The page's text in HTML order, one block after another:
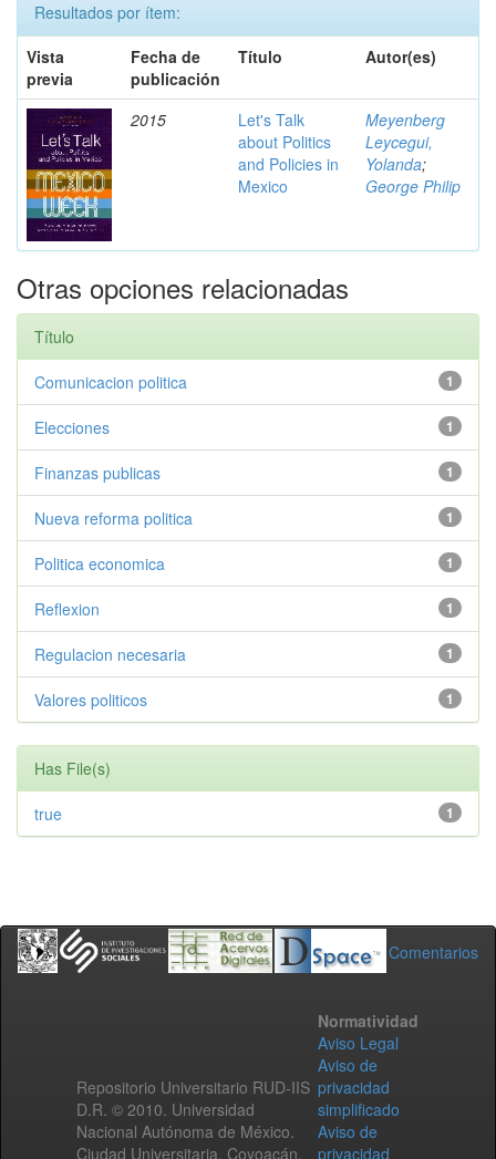
Resultados por ítem:
Vista
previa
Fecha de
publicación
Título Autor(es)
2015
Let's Talk
about Politics
and Policies in
Mexico
Meyenberg
Leycegui,
Yolanda;
George Philip
Otras opciones relacionadas
Título
1
Comunicacion politica
1
Elecciones
1
Finanzas publicas
1
Nueva reforma politica
1
Politica economica
1
Reflexion
1
Regulacion necesaria
1
Valores politicos
Has File(s)
1
true
Comentarios
Repositorio Universitario RUD-IIS
D.R. © 2010. Universidad
Nacional Autónoma de México.
Ciudad Universitaria, Coyoacán,
Normatividad
Aviso Legal
Aviso de
privacidad
simplificado
Aviso de
privacidad